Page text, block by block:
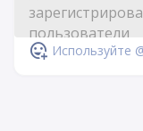
Используйте